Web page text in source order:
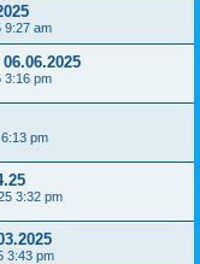
9:27 am
3:16 pm
pm
3:32 pm
3:43 pm